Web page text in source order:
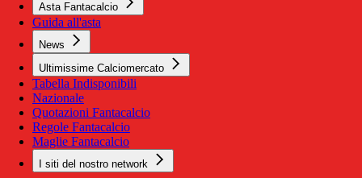
Asta Fantacalcio
Guida all'asta
News
Ultimissime Calciomercato
Tabella Indisponibili
Nazionale
Quotazioni Fantacalcio
Regole Fantacalcio
Maglie Fantacalcio
I siti del nostro network